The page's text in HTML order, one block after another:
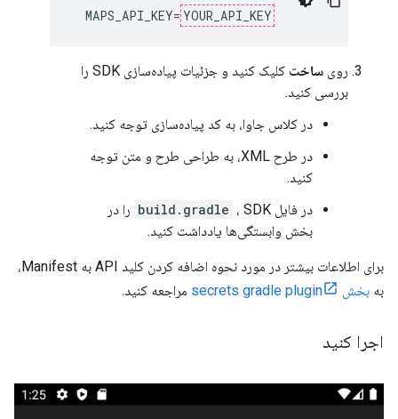
  MAPS_API_KEY=
YOUR_API_KEY
روی ساخت
کلیک کنید و جزئیات پیاده‌سازی SDK را
بررسی کنید.
در کلاس جاوا، به کد پیاده‌سازی توجه کنید.
در طرح XML، به طراحی طرح و متن توجه
کنید.
در فایل
build.gradle ، SDK را در
بخش وابستگی‌ها یادداشت کنید.
برای اطلاعات بیشتر در مورد نحوه اضافه کردن کلید API به Manifest،
به بخش secrets gradle plugin مراجعه کنید.
اجرا کنید